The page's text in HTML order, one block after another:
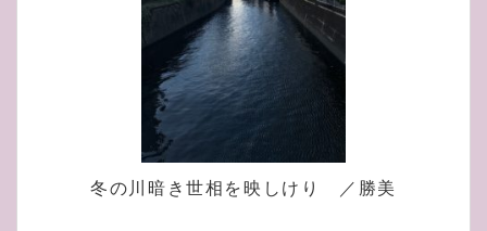
冬の川暗き世相を映しけり ／勝美